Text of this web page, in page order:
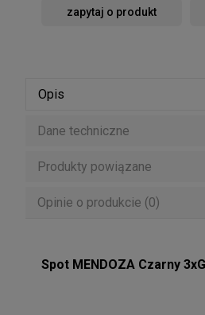
zapytaj o produkt
Opis
Dane techniczne
Produkty powiązane
Opinie o produkcie (0)
Spot MENDOZA Czarny